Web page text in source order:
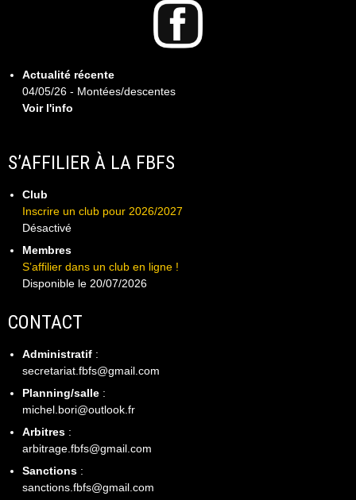
Actualité récente
04/05/26 - Montées/descentes
Voir l'info
S’AFFILIER À LA FBFS
Club
Inscrire un club pour 2026/2027
Désactivé
Membres
S’affilier dans un club en ligne !
Disponible le 20/07/2026
CONTACT
Administratif:
secretariat.fbfs@gmail.com
Planning/salle:
michel.bori@outlook.fr
Arbitres:
arbitrage.fbfs@gmail.com
Sanctions:
sanctions.fbfs@gmail.com